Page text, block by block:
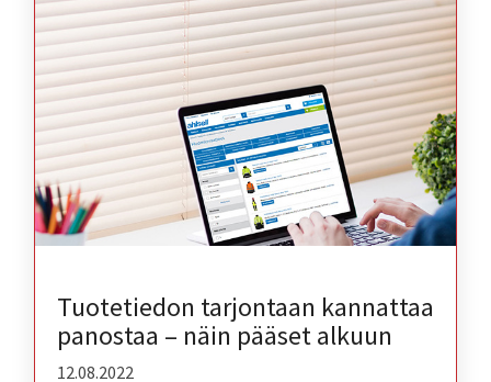
Tuotetiedon tarjontaan kannattaa
panostaa – näin pääset alkuun
12.08.2022